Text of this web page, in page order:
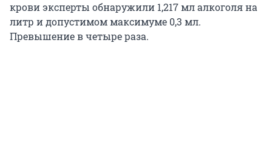
крови эксперты обнаружили 1,217 мл алкоголя на
литр и допустимом максимуме 0,3 мл.
Превышение в четыре раза.